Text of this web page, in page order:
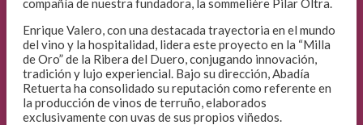
compañía de nuestra fundadora, la sommelière Pilar Oltra.
Enrique Valero, con una destacada trayectoria en el mundo
del vino y la hospitalidad, lidera este proyecto en la “Milla
de Oro” de la Ribera del Duero, conjugando innovación,
tradición y lujo experiencial. Bajo su dirección, Abadía
Retuerta ha consolidado su reputación como referente en
la producción de vinos de terruño, elaborados
exclusivamente con uvas de sus propios viñedos.